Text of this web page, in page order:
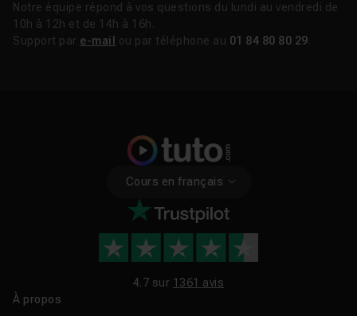
Notre équipe répond à vos questions du lundi au vendredi de
10h à 12h et de 14h à 16h.
Support par e-mail ou par téléphone au 01 84 80 80 29
Cours en français
4.7 sur 1361 avis
À propos